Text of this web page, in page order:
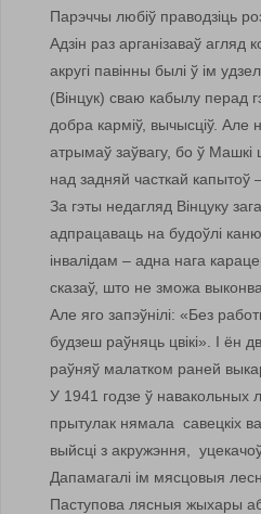
Парэччы любіў праводзіць
Адзін раз арганізаваў агляд
акругі павінны былі ў ім
(Вінцук) сваю кабылу перад
добра карміў, вычысціў. Але
атрымаў заўвагу, бо ў Машкі
над задняй часткай капытоў
За гэты недагляд Вінцуку
адпрацаваць на будоўлі
інвалідам – адна нага
сказаў, што не зможа
Але яго запэўнілі: «Без
будзеш раўняць цвікі». І ён
раўняў малатком раней
У 1941 годзе ў навакольных
прытулак нямала савецкіх
выйсці з акружэння,
Дапамагалі ім мясцовыя
Паступова лясныя жыхары